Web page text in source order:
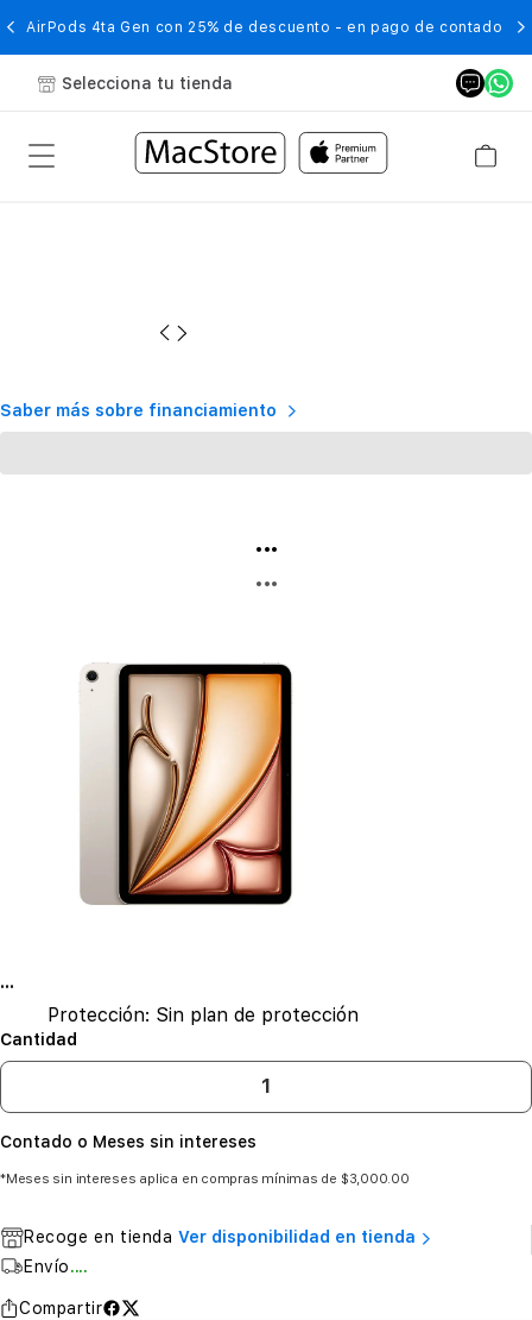
AirPods 4ta Gen con 25% de descuento - en pago de contado
Selecciona tu tienda
Saber más sobre financiamiento
...
...
...
Protección: Sin plan de protección
Cantidad
Contado o Meses sin intereses
*Meses sin intereses aplica en compras mínimas de $3,000.00
Recoge en tienda Ver disponibilidad en tienda
Envío....
Compartir